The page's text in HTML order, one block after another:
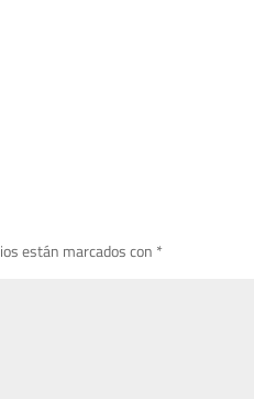
están marcados con *